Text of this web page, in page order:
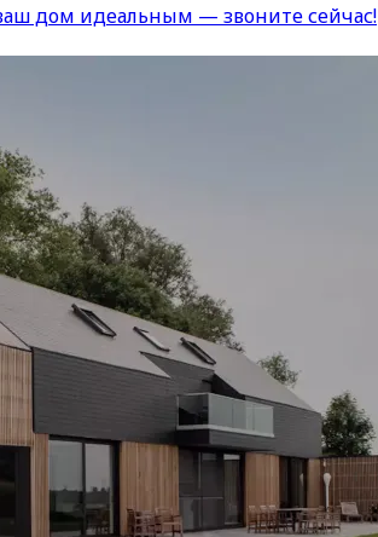
дом идеальным — звоните сейчас!